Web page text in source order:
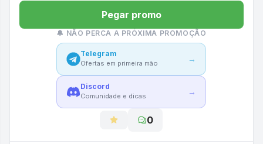
Pegar promo
🔔 NÃO PERCA A PRÓXIMA PROMOÇÃO
Telegram
Ofertas em primeira mão →
Discord
Comunidade e dicas →
0